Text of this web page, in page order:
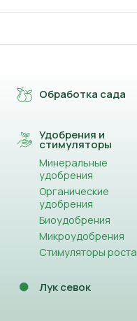
Обработка сада
Удобрения и
стимуляторы
Минеральные
удобрения
Органические
удобрения
Биоудобрения
Микроудобрения
Стимуляторы роста
Лук севок